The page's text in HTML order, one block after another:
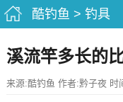
酷钓鱼 > 钓具
溪流竿多长的
来源:酷钓鱼 作者:黔子夜 时